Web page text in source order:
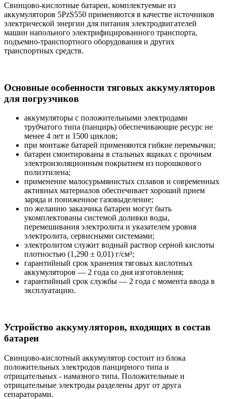
Свинцово-кислотные батареи, комплектуемые из
аккумуляторов 5PzS550 применяются в качестве источников
электрической энергии для питания электродвигателей
машин напольного электрифицированного транспорта,
подъемно-транспортного оборудования и других
транспортных средств.
Основные особенности тяговых аккумуляторов
для погрузчиков
аккумуляторы с положительными электродами
трубчатого типа (панцирь) обеспечивающие ресурс не
менее 4 лет и 1500 циклов;
при монтаже батарей применяются гибкие перемычки;
батареи смонтированы в стальных ящиках с прочным
электроизоляционным покрытием из порошкового
полиэтилена;
применение малосурьмянистых сплавов и современных
активных материалов обеспечивает хороший прием
заряда и пониженное газовыделение;
по желанию заказчика батареи могут быть
укомплектованы системой доливки воды,
перемешивания электролита и указателем уровня
электролита, сервисными системами;
электролитом служит водный раствор серной кислоты
плотностью (1,290 ± 0,01) г/см³;
гарантийный срок хранения тяговых кислотных
аккумуляторов — 2 года со дня изготовления;
гарантийный срок службы — 2 года с момента ввода в
эксплуатацию.
Устройство аккумуляторов, входящих в состав
батареи
Свинцово-кислотный аккумулятор состоит из блока
положительных электродов панцирного типа и
отрицательных - намазного типа. Положительные и
отрицательные электроды разделены друг от друга
сепараторами.